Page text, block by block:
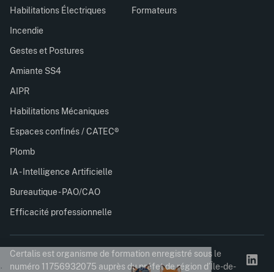
Habilitations Électriques
Incendie
Gestes et Postures
Amiante SS4
AIPR
Habilitations Mécaniques
Espaces confinés / CATEC®
Plomb
IA - Intelligence Artificielle
Bureautique - PAO/CAO
Efficacité professionnelle
Formateurs
Certalis est organisme de formation enregistré sous le
numéro 11756932075 auprès du préfet de région d’Île-de-